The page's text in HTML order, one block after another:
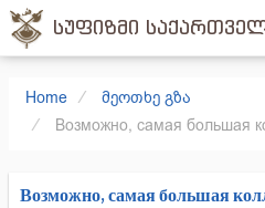
სუფიზმი
Home
მეოთხე გზა
Возможно, самая большая коллекция
Возможно, самая большая